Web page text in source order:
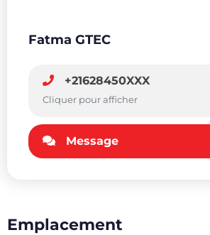
Fatma GTEC
+21628450XXX
Cliquer pour afficher
Message
Emplacement